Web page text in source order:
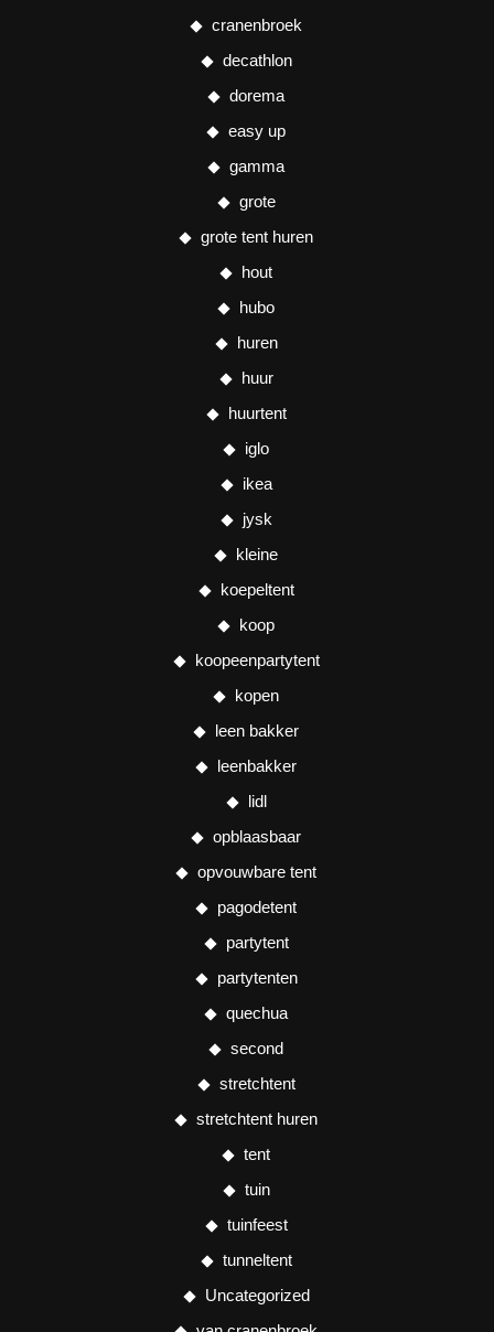
cranenbroek
decathlon
dorema
easy up
gamma
grote
grote tent huren
hout
hubo
huren
huur
huurtent
iglo
ikea
jysk
kleine
koepeltent
koop
koopeenpartytent
kopen
leen bakker
leenbakker
lidl
opblaasbaar
opvouwbare tent
pagodetent
partytent
partytenten
quechua
second
stretchtent
stretchtent huren
tent
tuin
tuinfeest
tunneltent
Uncategorized